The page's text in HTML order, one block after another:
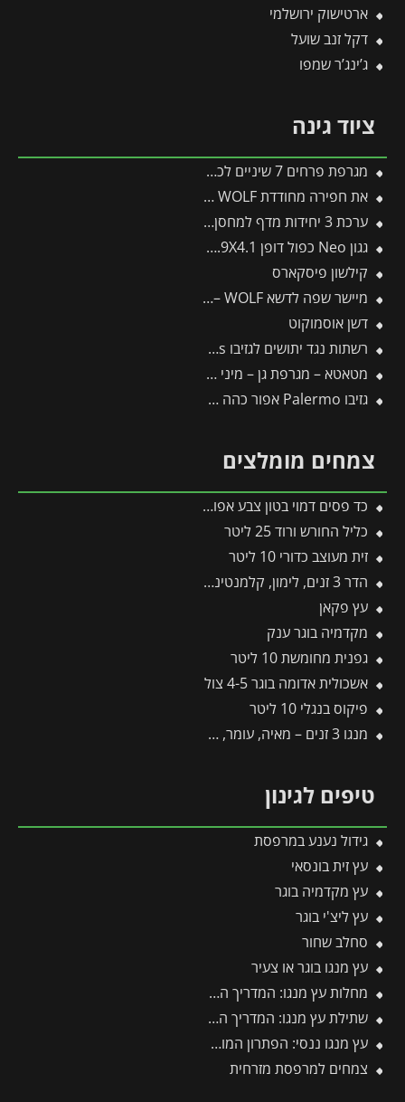
ארטישוק ירושלמי
דקל זנב שועל
ג’ינג’ר שמפו
ציוד גינה
מגרפת פרחים 7 שיניים לכלים מתחלפים פיסקארס
את חפירה מחודדת AS-PD – WOLF
ערכת 3 יחידות מדף למחסן Skylight / Rubicon מבית פלרם – קנופיה
גגון Neo כפול דופן 0.9X4.1 מבית פלרם – Canopia
קילשון פיסקארס
מיישר שפה לדשא RM-M – WOLF
דשן אוסמוקוט
רשתות נגד יתושים לגזיבו 4.3X4.3 Dallas מבית פלרם – Canopia
מטאטא – מגרפת גן – מיני LD-M/zm15 – WOLF
גזיבו Palermo אפור כהה 3X3 מבית פלרם – Canopia
צמחים מומלצים
כד פסים דמוי בטון צבע אפור | מידות 58×51 ס״מ
כליל החורש ורוד 25 ליטר
זית מעוצב כדורי 10 ליטר
הדר 3 זנים, לימון, קלמנטינה, פומלה
עץ פקאן
מקדמיה בוגר ענק
גפנית מחומשת 10 ליטר
אשכולית אדומה בוגר 4-5 צול
פיקוס בנגלי 10 ליטר
מנגו 3 זנים – מאיה, עומר, קיט – 60 ליטר
טיפים לגינון
גידול נענע במרפסת
עץ זית בונסאי
עץ מקדמיה בוגר
עץ ליצ'י בוגר
סחלב שחור
עץ מנגו בוגר או צעיר
מחלות עץ מנגו: המדריך המלא לזיהוי, מניעה וטיפול מנצח
שתילת עץ מנגו: המדריך המקצועי שלב אחר שלב לקליטה מושלמת בגינה
עץ מנגו ננסי: הפתרון המושלם לגינות קטנות, מרפסות וגידול בעציצים
צמחים למרפסת מזרחית